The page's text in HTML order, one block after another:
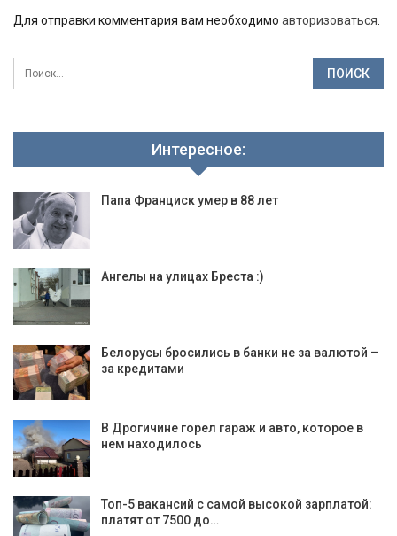
Для отправки комментария вам необходимо авторизоваться.
Интересное:
Папа Франциск умер в 88 лет
Ангелы на улицах Бреста :)
Белорусы бросились в банки не за валютой –
за кредитами
В Дрогичине горел гараж и авто, которое в
нем находилось
Топ-5 вакансий с самой высокой зарплатой:
платят от 7500 до…